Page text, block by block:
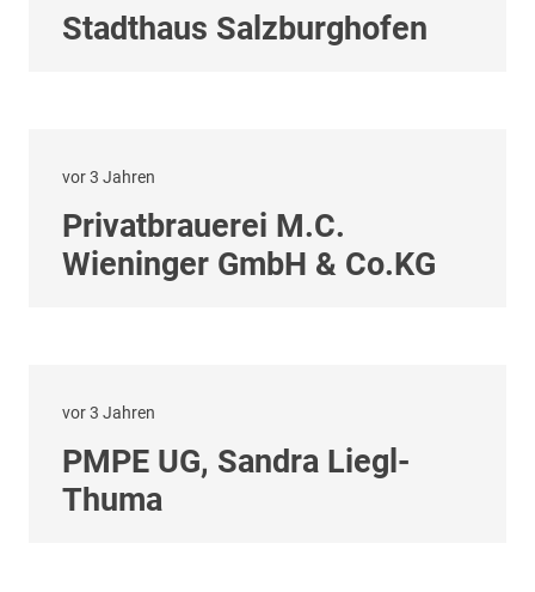
Stadthaus Salzburghofen
vor 3 Jahren
Privatbrauerei M.C.
Wieninger GmbH & Co.KG
vor 3 Jahren
PMPE UG, Sandra Liegl-
Thuma